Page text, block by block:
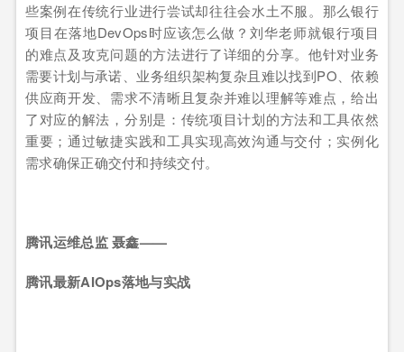
些案例在传统行业进行尝试却往往会水土不服。那么银行
项目在落地DevOps时应该怎么做？刘华老师就银行项目
的难点及攻克问题的方法进行了详细的分享。他针对业务
需要计划与承诺、业务组织架构复杂且难以找到PO、依赖
供应商开发、需求不清晰且复杂并难以理解等难点，给出
了对应的解法，分别是：传统项目计划的方法和工具依然
重要；通过敏捷实践和工具实现高效沟通与交付；实例化
需求确保正确交付和持续交付。
腾讯运维总监 聂鑫——
腾讯最新AIOps落地与实战